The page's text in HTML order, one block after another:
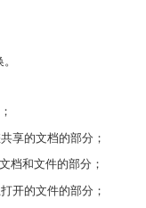
享的文档的部分；
档和文件的部分；
开的文件的部分；